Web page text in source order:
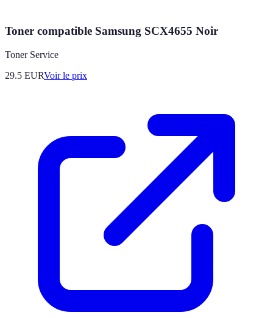
Toner compatible Samsung SCX4655 Noir
Toner Service
29.5 EURVoir le prix